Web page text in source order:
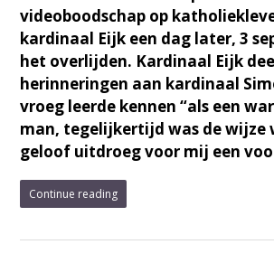
videoboodschap op
kardinaal Eijk een dag later, 3
het overlijden. Kardinaal Eijk
herinneringen aan kardinaal
vroeg leerde kennen “als een
man, tegelijkertijd was de wijze
geloof uitdroeg voor mij een
Continue reading